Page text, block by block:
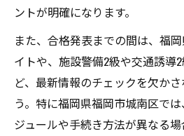
ントが明確になります。
また、合格発表までの間は、福
イトや、施設警備2級や交通誘導
ど、最新情報のチェックを欠か
う。特に福岡県福岡市城南区で
ジュールや手続き方法が異なる